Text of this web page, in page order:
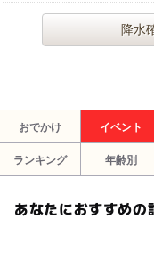
降水
おでかけ イベント
ランキング 年齢別
あなたにおすすめの